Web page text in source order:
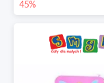
45%